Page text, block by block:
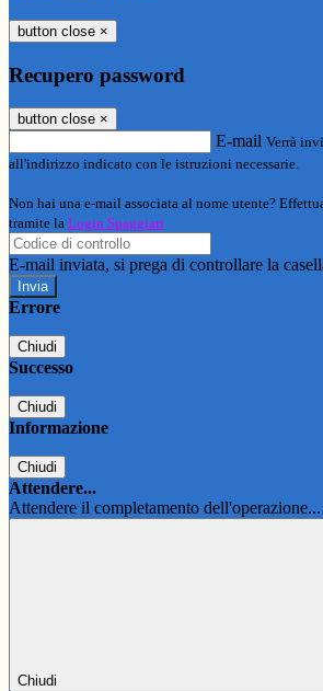
button close ×
Recupero password
button close ×
E-mail Verrà
all'indirizzo indicato con le istruzioni necessarie.
Non hai una e-mail associata al nome utente?
tramite la Login Spaggiari
E-mail inviata, si prega di controllare la
Errore
Chiudi
Successo
Chiudi
Informazione
Chiudi
Attendere...
Attendere il completamento dell'operazione...
Chiudi